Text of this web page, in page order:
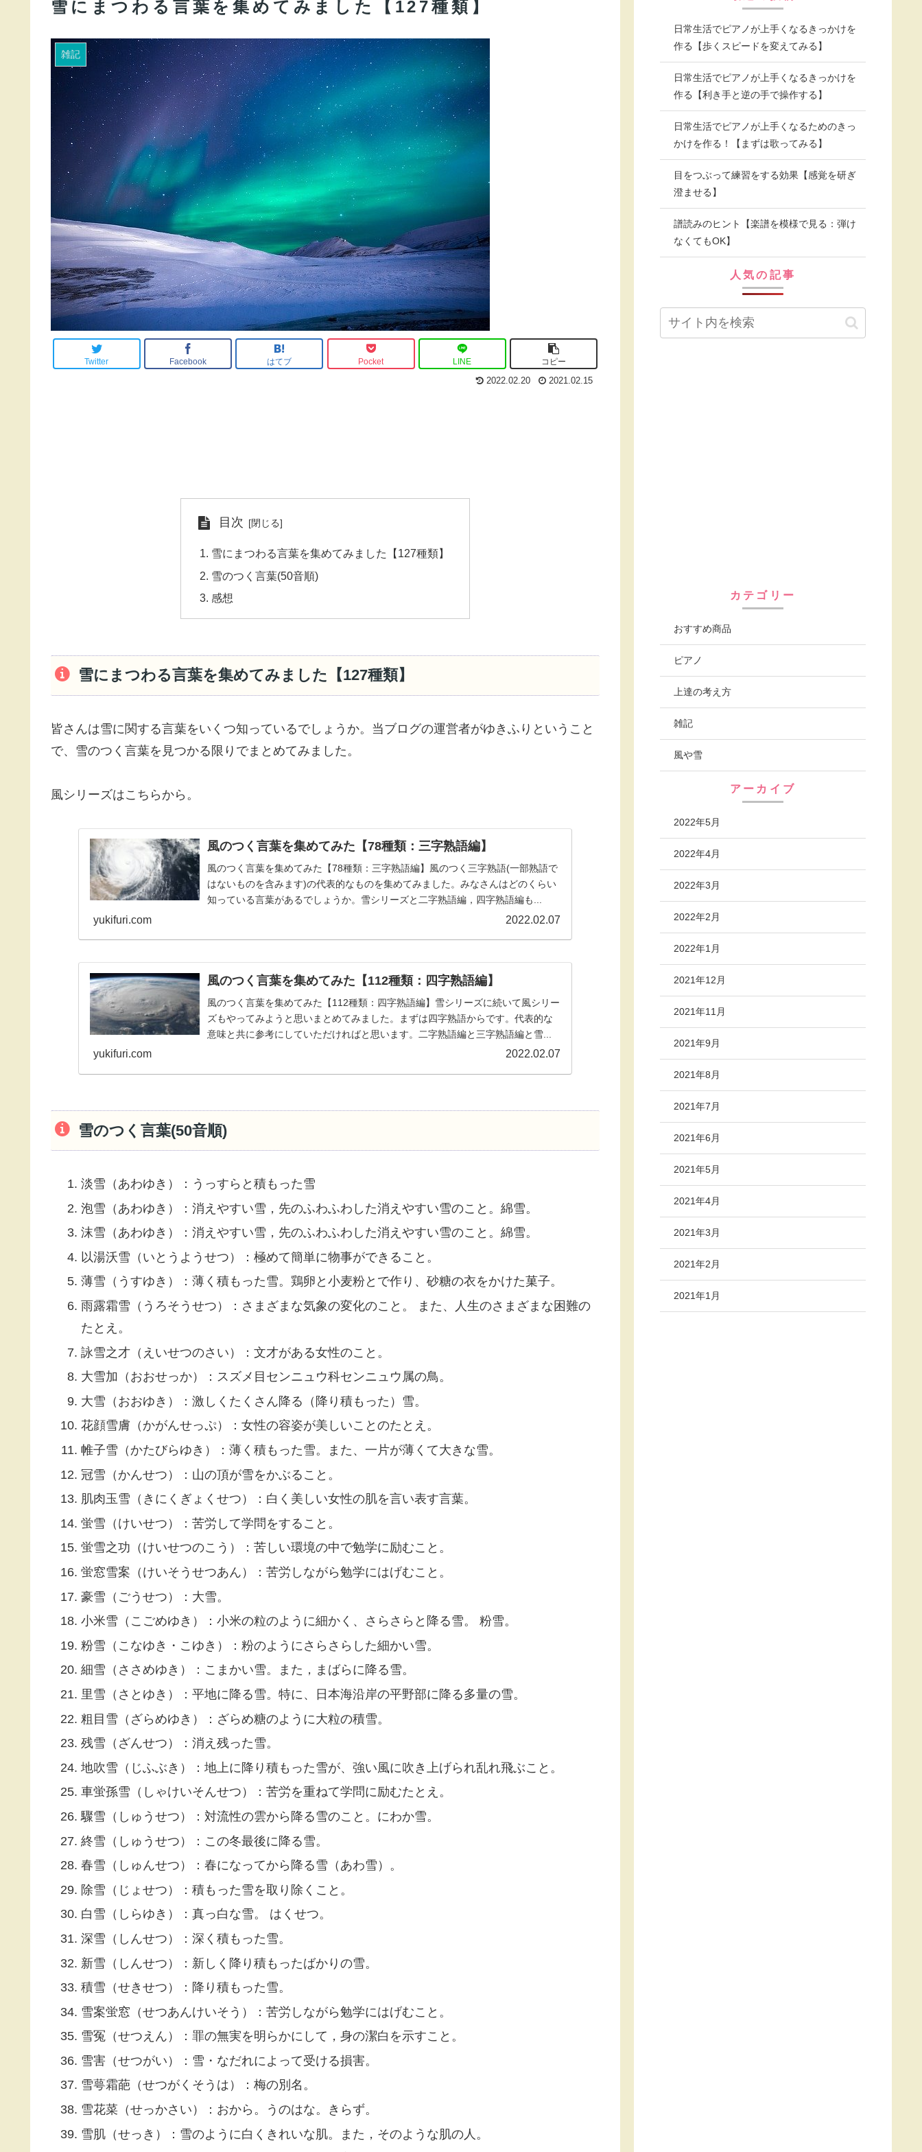
雪にまつわる言葉を集めてみました【127種類】
雑記
Twitter Facebook はてブ Pocket LINE コピー
2022.02.20 2021.02.15
目次
雪にまつわる言葉を集めてみました【127種類】
雪のつく言葉(50音順)
感想
雪にまつわる言葉を集めてみました【127種類】
皆さんは雪に関する言葉をいくつ知っているでしょうか。当ブログの運営者がゆきふりということ
で、雪のつく言葉を見つかる限りでまとめてみました。
風シリーズはこちらから。
風のつく言葉を集めてみた【78種類：三字熟語編】
風のつく言葉を集めてみた【78種類：三字熟語編】風のつく三字熟語(一部熟語で
はないものを含みます)の代表的なものを集めてみました。みなさんはどのくらい
知っている言葉があるでしょうか。雪シリーズと二字熟語編，四字熟語編も...
yukifuri.com 2022.02.07
風のつく言葉を集めてみた【112種類：四字熟語編】
風のつく言葉を集めてみた【112種類：四字熟語編】雪シリーズに続いて風シリー
ズもやってみようと思いまとめてみました。まずは四字熟語からです。代表的な
意味と共に参考にしていただければと思います。二字熟語編と三字熟語編と雪...
yukifuri.com 2022.02.07
雪のつく言葉(50音順)
淡雪（あわゆき）：うっすらと積もった雪
泡雪（あわゆき）：消えやすい雪，先のふわふわした消えやすい雪のこと。綿雪。
沫雪（あわゆき）：消えやすい雪，先のふわふわした消えやすい雪のこと。綿雪。
以湯沃雪（いとうようせつ）：極めて簡単に物事ができること。
薄雪（うすゆき）：薄く積もった雪。鶏卵と小麦粉とで作り、砂糖の衣をかけた菓子。
雨露霜雪（うろそうせつ）：さまざまな気象の変化のこと。 また、人生のさまざまな困難の
たとえ。
詠雪之才（えいせつのさい）：文才がある女性のこと。
大雪加（おおせっか）：スズメ目センニュウ科センニュウ属の鳥。
大雪（おおゆき）：激しくたくさん降る（降り積もった）雪。
花顔雪膚（かがんせっぷ）：女性の容姿が美しいことのたとえ。
帷子雪（かたびらゆき）：薄く積もった雪。また、一片が薄くて大きな雪。
冠雪（かんせつ）：山の頂が雪をかぶること。
肌肉玉雪（きにくぎょくせつ）：白く美しい女性の肌を言い表す言葉。
蛍雪（けいせつ）：苦労して学問をすること。
蛍雪之功（けいせつのこう）：苦しい環境の中で勉学に励むこと。
蛍窓雪案（けいそうせつあん）：苦労しながら勉学にはげむこと。
豪雪（ごうせつ）：大雪。
小米雪（こごめゆき）：小米の粒のように細かく、さらさらと降る雪。 粉雪。
粉雪（こなゆき・こゆき）：粉のようにさらさらした細かい雪。
細雪（ささめゆき）：こまかい雪。また，まばらに降る雪。
里雪（さとゆき）：平地に降る雪。特に、日本海沿岸の平野部に降る多量の雪。
粗目雪（ざらめゆき）：ざらめ糖のように大粒の積雪。
残雪（ざんせつ）：消え残った雪。
地吹雪（じふぶき）：地上に降り積もった雪が、強い風に吹き上げられ乱れ飛ぶこと。
車蛍孫雪（しゃけいそんせつ）：苦労を重ねて学問に励むたとえ。
驟雪（しゅうせつ）：対流性の雲から降る雪のこと。にわか雪。
終雪（しゅうせつ）：この冬最後に降る雪。
春雪（しゅんせつ）：春になってから降る雪（あわ雪）。
除雪（じょせつ）：積もった雪を取り除くこと。
白雪（しらゆき）：真っ白な雪。 はくせつ。
深雪（しんせつ）：深く積もった雪。
新雪（しんせつ）：新しく降り積もったばかりの雪。
積雪（せきせつ）：降り積もった雪。
雪案蛍窓（せつあんけいそう）：苦労しながら勉学にはげむこと。
雪冤（せつえん）：罪の無実を明らかにして，身の潔白を示すこと。
雪害（せつがい）：雪・なだれによって受ける損害。
雪萼霜葩（せつがくそうは）：梅の別名。
雪花菜（せっかさい）：おから。うのはな。きらず。
雪肌（せっき）：雪のように白くきれいな肌。また，そのような肌の人。
日常生活でピアノが上手くなるきっかけを
作る【歩くスピードを変えてみる】
日常生活でピアノが上手くなるきっかけを
作る【利き手と逆の手で操作する】
日常生活でピアノが上手くなるためのきっ
かけを作る！【まずは歌ってみる】
目をつぶって練習をする効果【感覚を研ぎ
澄ませる】
譜読みのヒント【楽譜を模様で見る：弾け
なくてもOK】
人気の記事
カテゴリー
おすすめ商品
ピアノ
上達の考え方
雑記
風や雪
アーカイブ
2022年5月
2022年4月
2022年3月
2022年2月
2022年1月
2021年12月
2021年11月
2021年9月
2021年8月
2021年7月
2021年6月
2021年5月
2021年4月
2021年3月
2021年2月
2021年1月